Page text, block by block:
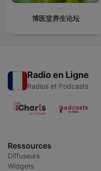
博医堂养生论坛
Radio en Ligne
Radios et Podcasts
Ressources
Diffuseurs
Widgets